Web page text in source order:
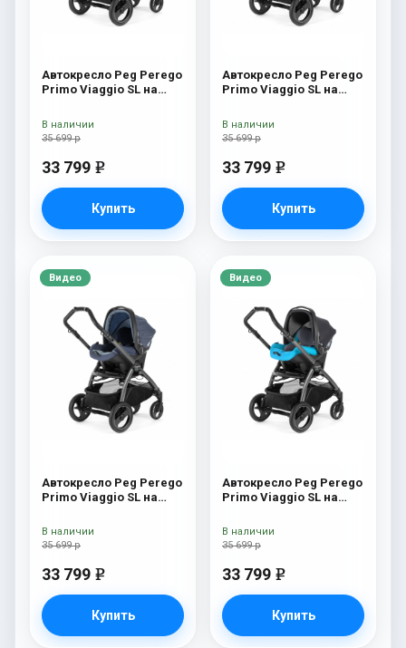
Автокресло Peg Perego
Primo Viaggio SL на
White/Black) Riviera
35 699 р
33 799 e
Купить
В наличии
Автокресло Peg Perego
Primo Viaggio SL на
White/Black) Luxe Beige
35 699 р
33 799 e
Купить
В наличии
Видео
Автокресло Peg Perego
Primo Viaggio SL на
White/Black) Blue Denim
35 699 р
33 799 e
Купить
В наличии
Видео
Автокресло Peg Perego
Primo Viaggio SL на
White/Black) Bloom
Scuba
35 699 р
33 799 e
Купить
В наличии